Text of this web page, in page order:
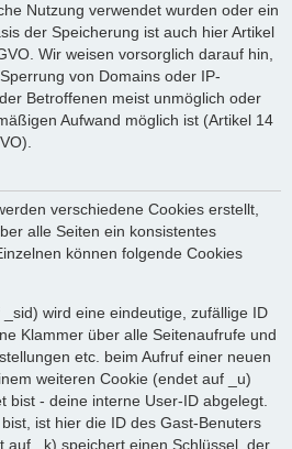
Nutzung verwendet wurden oder ein
der Speicherung ist auch hier Artikel
Wir weisen vorsorglich darauf hin,
von Domains oder IP-
Betroffenen meist unmöglich oder
Aufwand möglich ist (Artikel 14
verschiedene Cookies erstellt,
alle Seiten ein konsistentes
können folgende Cookies
wird eine eindeutige, zufällige ID
Klammer über alle Seitenaufrufe und
etc. beim Aufruf einer neuen
weiteren Cookie (endet auf _u)
bist - deine interne User-ID abgelegt.
ist hier die ID des Gast-Benuters
auf _k) speichert einen Schlüssel, der